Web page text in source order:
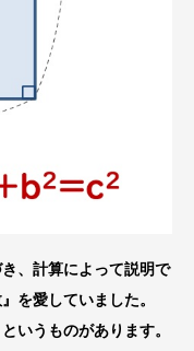
、計算によって説明で
を愛していました。
いうものがあります。